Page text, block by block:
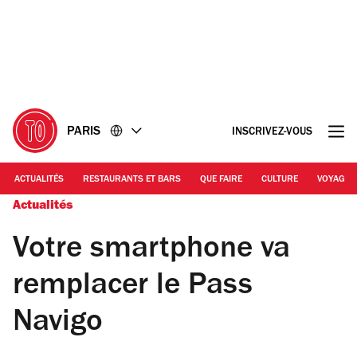
PARIS INSCRIVEZ-VOUS
ACTUALITÉS RESTAURANTS ET BARS QUE FAIRE CULTURE VOYAGE
Actualités
Votre smartphone va
remplacer le Pass
Navigo